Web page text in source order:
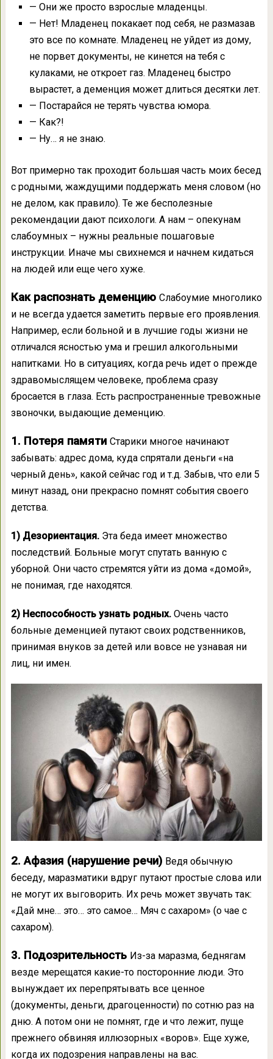
— Они же просто взрослые младенцы.
— Нет! Младенец покакает под себя, не размазав
это все по комнате. Младенец не уйдет из дому,
не порвет документы, не кинется на тебя с
кулаками, не откроет газ. Младенец быстро
вырастет, а деменция может длиться десятки лет.
— Постарайся не терять чувства юмора.
— Как?!
— Ну… я не знаю.
Вот примерно так проходит большая часть моих бесед
с родными, жаждущими поддержать меня словом (но
не делом, как правило). Те же бесполезные
рекомендации дают психологи. А нам – опекунам
слабоумных – нужны реальные пошаговые
инструкции. Иначе мы свихнемся и начнем кидаться
на людей или еще чего хуже.
Как распознать деменцию Слабоумие многолико
и не всегда удается заметить первые его проявления.
Например, если больной и в лучшие годы жизни не
отличался ясностью ума и грешил алкогольными
напитками. Но в ситуациях, когда речь идет о прежде
здравомыслящем человеке, проблема сразу
бросается в глаза. Есть распространенные тревожные
звоночки, выдающие деменцию.
1. Потеря памяти Старики многое начинают
забывать: адрес дома, куда спрятали деньги «на
черный день», какой сейчас год и т.д. Забыв, что ели 5
минут назад, они прекрасно помнят события своего
детства.
1) Дезориентация.Эта беда имеет множество
последствий. Больные могут спутать ванную с
уборной. Они часто стремятся уйти из дома «домой»,
не понимая, где находятся.
2) Неспособность узнать родных.Очень часто
больные деменцией путают своих родственников,
принимая внуков за детей или вовсе не узнавая ни
лиц, ни имен.
2. Афазия (нарушение речи) Ведя обычную
беседу, маразматики вдруг путают простые слова или
не могут их выговорить. Их речь может звучать так:
«Дай мне… это… это самое… Мяч с сахаром» (о чае с
сахаром).
3. Подозрительность Из-за маразма, беднягам
везде мерещатся какие-то посторонние люди. Это
вынуждает их перепрятывать все ценное
(документы, деньги, драгоценности) по сотню раз на
дню. А потом они не помнят, где и что лежит, пуще
прежнего обвиняя иллюзорных «воров». Еще хуже,
когда их подозрения направлены на вас.